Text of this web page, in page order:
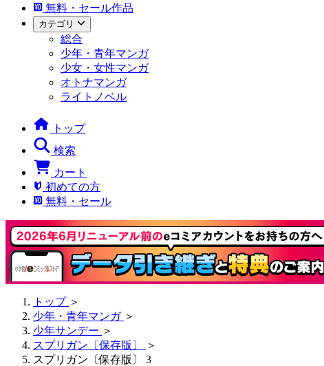
無料・セール作品
カテゴリ
総合
少年・青年マンガ
少女・女性マンガ
オトナマンガ
ライトノベル
トップ
検索
カート
初めての方
無料・セール
トップ ＞
少年・青年マンガ ＞
少年サンデー ＞
スプリガン〔保存版〕
＞
スプリガン〔保存版〕 3